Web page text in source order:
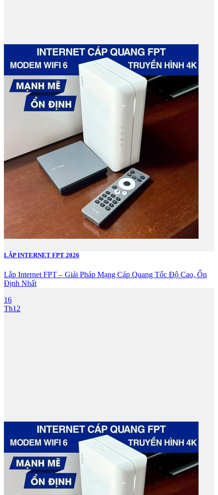
LẮP INTERNET FPT 2026
Lắp Internet FPT – Giải Pháp Mạng Cáp Quang Tốc Độ Cao, Ổn
Định Nhất
16
Th12